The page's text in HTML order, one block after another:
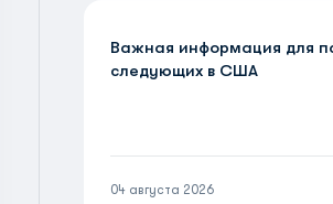
Важная информация для
следующих в США
04 августа 2026